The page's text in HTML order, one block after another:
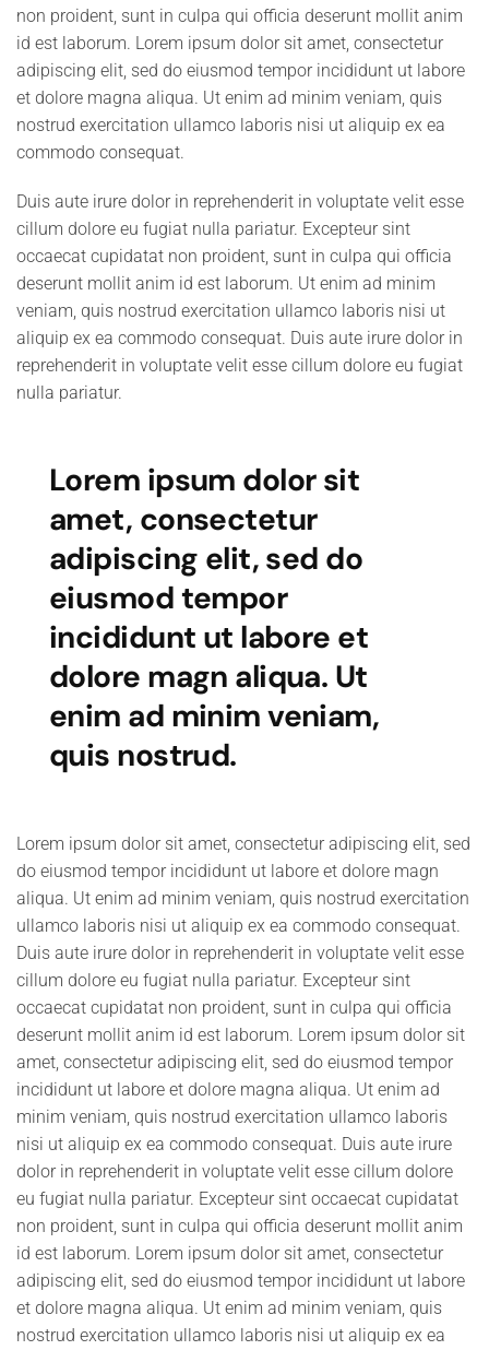
non proident, sunt in culpa qui officia deserunt mollit anim
id est laborum. Lorem ipsum dolor sit amet, consectetur
adipiscing elit, sed do eiusmod tempor incididunt ut labore
et dolore magna aliqua. Ut enim ad minim veniam, quis
nostrud exercitation ullamco laboris nisi ut aliquip ex ea
commodo consequat.
Duis aute irure dolor in reprehenderit in voluptate velit esse
cillum dolore eu fugiat nulla pariatur. Excepteur sint
occaecat cupidatat non proident, sunt in culpa qui officia
deserunt mollit anim id est laborum. Ut enim ad minim
veniam, quis nostrud exercitation ullamco laboris nisi ut
aliquip ex ea commodo consequat. Duis aute irure dolor in
reprehenderit in voluptate velit esse cillum dolore eu fugiat
nulla pariatur.
Lorem ipsum dolor sit
amet, consectetur
adipiscing elit, sed do
eiusmod tempor
incididunt ut labore et
dolore magn aliqua. Ut
enim ad minim veniam,
quis nostrud.
Lorem ipsum dolor sit amet, consectetur adipiscing elit, sed
do eiusmod tempor incididunt ut labore et dolore magn
aliqua. Ut enim ad minim veniam, quis nostrud exercitation
ullamco laboris nisi ut aliquip ex ea commodo consequat.
Duis aute irure dolor in reprehenderit in voluptate velit esse
cillum dolore eu fugiat nulla pariatur. Excepteur sint
occaecat cupidatat non proident, sunt in culpa qui officia
deserunt mollit anim id est laborum. Lorem ipsum dolor sit
amet, consectetur adipiscing elit, sed do eiusmod tempor
incididunt ut labore et dolore magna aliqua. Ut enim ad
minim veniam, quis nostrud exercitation ullamco laboris
nisi ut aliquip ex ea commodo consequat. Duis aute irure
dolor in reprehenderit in voluptate velit esse cillum dolore
eu fugiat nulla pariatur. Excepteur sint occaecat cupidatat
non proident, sunt in culpa qui officia deserunt mollit anim
id est laborum. Lorem ipsum dolor sit amet, consectetur
adipiscing elit, sed do eiusmod tempor incididunt ut labore
et dolore magna aliqua. Ut enim ad minim veniam, quis
nostrud exercitation ullamco laboris nisi ut aliquip ex ea